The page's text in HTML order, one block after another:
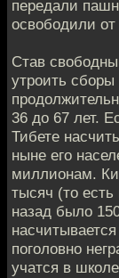
передали
освободили от
Став
утроить сборы
36 до 67 лет.
Тибете
ныне его
миллионам.
тысяч (то есть
назад было
поголовно
учатся в